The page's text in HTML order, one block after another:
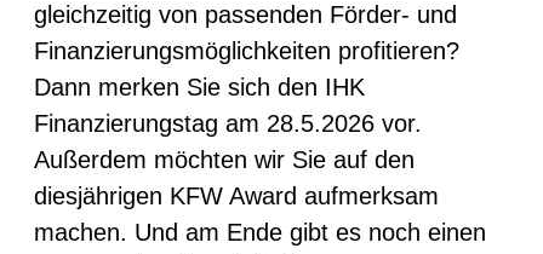
gleichzeitig von passenden Förder- und
Finanzierungsmöglichkeiten profitieren?
Dann merken Sie sich den IHK
Finanzierungstag am 28.5.2026 vor.
Außerdem möchten wir Sie auf den
diesjährigen KFW Award aufmerksam
machen. Und am Ende gibt es noch einen